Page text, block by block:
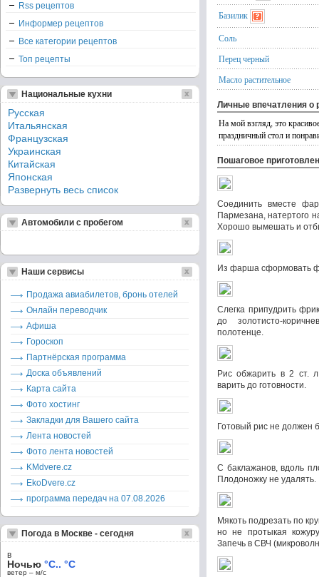
Базилик
Соль
Перец черный
Масло растительное
Личные впечатления о
На мой взгляд, это
праздничный стол и
Пошаговое
Соединить вместе
Пармезана, натертого
Хорошо вымешать и
Из фарша сформовать
Слегка припудрить
до золотисто-
полотенце.
Рис обжарить в 2 ст.
варить до готовности.
Готовый рис не должен
С баклажанов, вдоль
Плодоножку не удалять.
Мякоть подрезать по
но не протыкая
Запечь в СВЧ
Rss рецептов
Информер рецептов
Все категории рецептов
Топ рецепты
Национальные кухни
Русская
Итальянская
Французская
Украинская
Китайская
Японская
Развернуть весь список
Автомобили с пробегом
Наши сервисы
Продажа авиабилетов, бронь отелей
Онлайн переводчик
Афиша
Гороскоп
Партнёрская программа
Доска объявлений
Карта сайта
Фото хостинг
Закладки для Вашего сайта
Лента новостей
Фото лента новостей
KMdvere.cz
EkoDvere.cz
программа передач на 07.08.2026
Погода в Москве - сегодня
в
Ночью °C.. °C
ветер – м/c